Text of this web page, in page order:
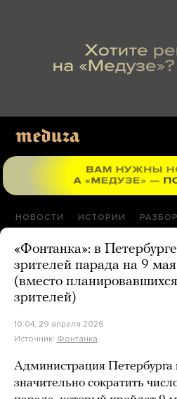
НОВОСТИ ИСТОРИИ РАЗБОР
«Фонтанка»: в
зрителей парада на 9
(вместо
зрителей)
10:04, 29 апреля 2026
Источник: Фонтанка
Администрация Петербурга
значительно сократить